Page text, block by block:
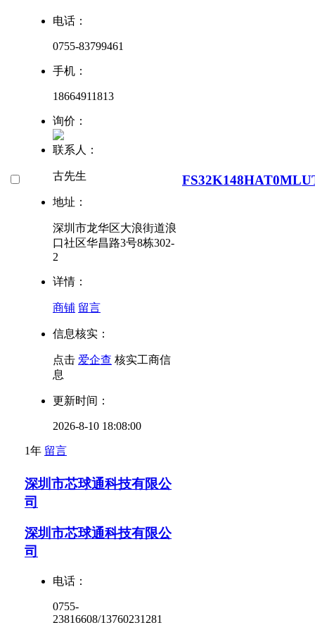
电话：
0755-83799461
手机：
18664911813
询价：
联系人：
古先生
地址：
深圳市龙华区大浪街道浪
口社区华昌路3号8栋302-
2
详情：
商铺 留言
信息核实：
点击 爱企查 核实工商信
息
更新时间：
2026-8-10 18:08:00
1年 留言
深圳市芯球通科技有限公
司
深圳市芯球通科技有限公
司
电话：
0755-
23816608/13760231281